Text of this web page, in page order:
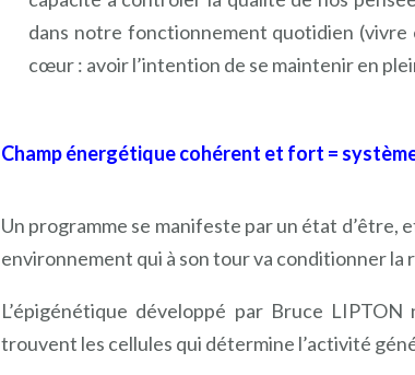
dans notre fonctionnement quotidien
cœur : avoir l’intention de se maintenir en
Champ énergétique cohérent et fort =
Un programme se manifeste par un état
environnement qui à son tour va conditionner la
L’épigénétique développé par Bruce
trouvent les cellules qui détermine l’activité